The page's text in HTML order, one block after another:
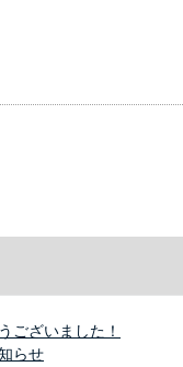
ございました！
らせ